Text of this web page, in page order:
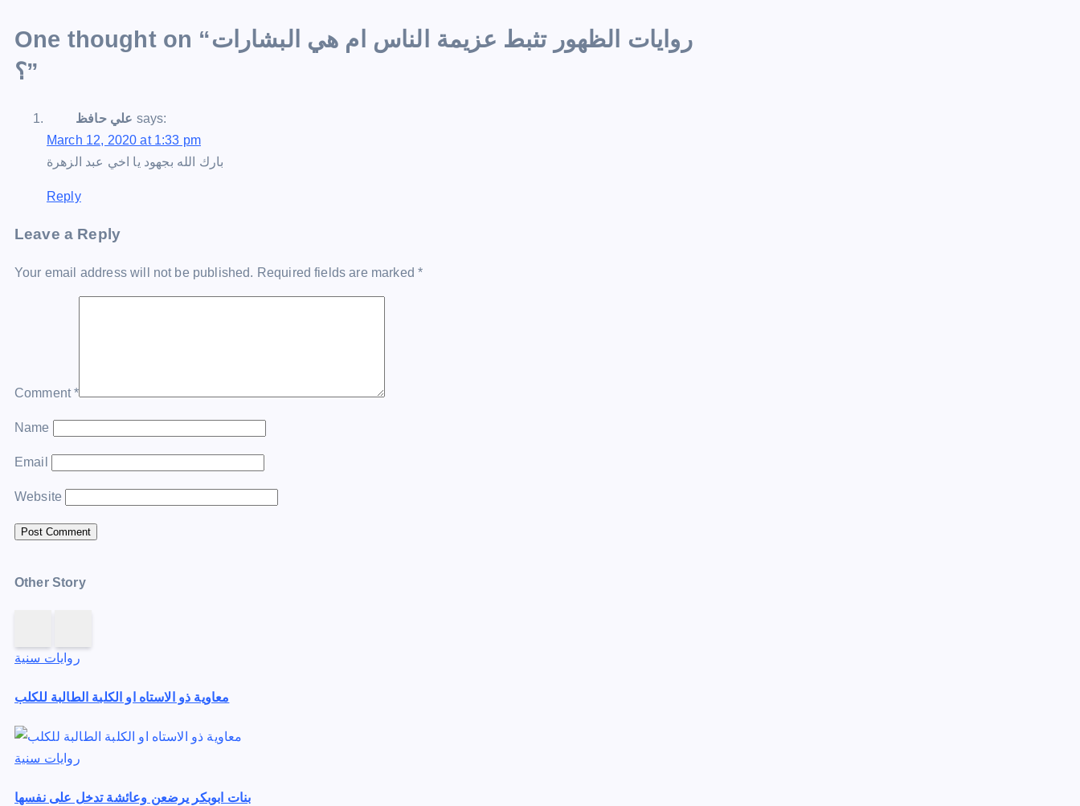
o
n
One thought on “روايات الظهور تثبط عزيمة الناس ام هي البشارات
؟”
علي حافظ says:
March 12, 2020 at 1:33 pm
بارك الله بجهود يا اخي عبد الزهرة
Reply
Leave a Reply
Your email address will not be published. Required fields are marked*
Comment*
Name
Email
Website
Other Story
روايات سنية
معاوية ذو الاستاه او الكلبة الطالبة للكلب
روايات سنية
بنات ابوبكر يرضعن وعائشة تدخل على نفسها